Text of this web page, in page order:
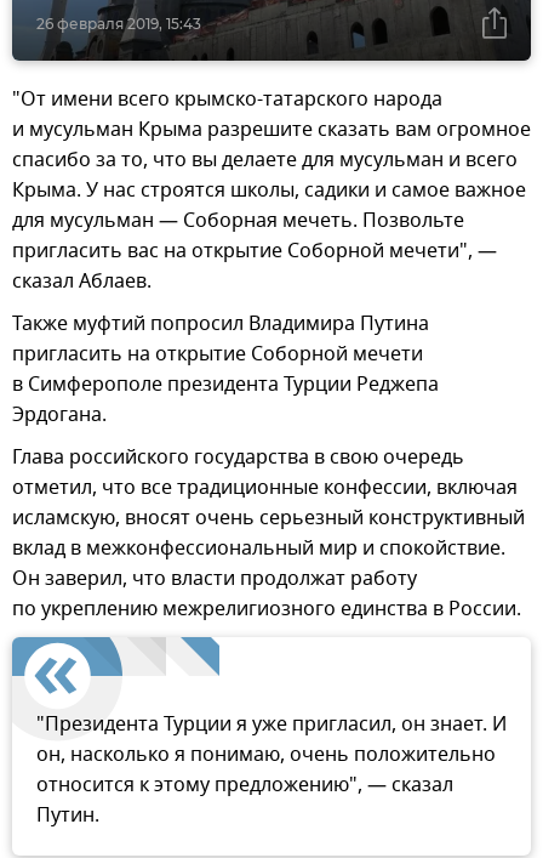
26 февраля 2019, 15:43
"От имени всего крымско-татарского народа
и мусульман Крыма разрешите сказать вам огромное
спасибо за то, что вы делаете для мусульман и всего
Крыма. У нас строятся школы, садики и самое важное
для мусульман — Соборная мечеть. Позвольте
пригласить вас на открытие Соборной мечети", —
сказал Аблаев.
Также муфтий попросил Владимира Путина
пригласить на открытие Соборной мечети
в Симферополе президента Турции Реджепа
Эрдогана.
Глава российского государства в свою очередь
отметил, что все традиционные конфессии, включая
исламскую, вносят очень серьезный конструктивный
вклад в межконфессиональный мир и спокойствие.
Он заверил, что власти продолжат работу
по укреплению межрелигиозного единства в России.
"Президента Турции я уже пригласил, он знает. И
он, насколько я понимаю, очень положительно
относится к этому предложению", — сказал
Путин.